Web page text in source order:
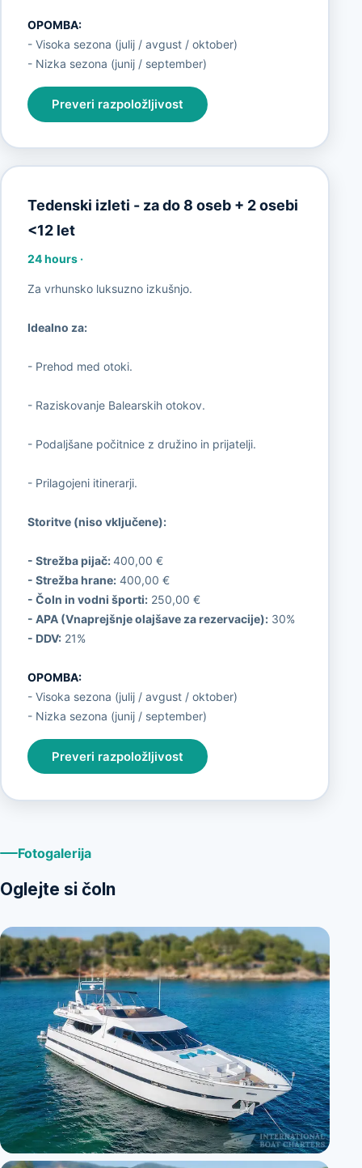
OPOMBA:
- Visoka sezona (julij / avgust / oktober)
- Nizka sezona (junij / september)
Preveri razpoložljivost
Tedenski izleti - za do 8 oseb + 2 osebi
<12 let
24 hours·
Za vrhunsko luksuzno izkušnjo.
Idealno za:
- Prehod med otoki.
- Raziskovanje Balearskih otokov.
- Podaljšane počitnice z družino in prijatelji.
- Prilagojeni itinerarji.
Storitve (niso vključene):
- Strežba pijač:400,00 €
- Strežba hrane:400,00 €
- Čoln in vodni športi:250,00 €
- APA (Vnaprejšnje olajšave za rezervacije):30%
- DDV:21%
OPOMBA:
- Visoka sezona (julij / avgust / oktober)
- Nizka sezona (junij / september)
Preveri razpoložljivost
Fotogalerija
Oglejte si čoln